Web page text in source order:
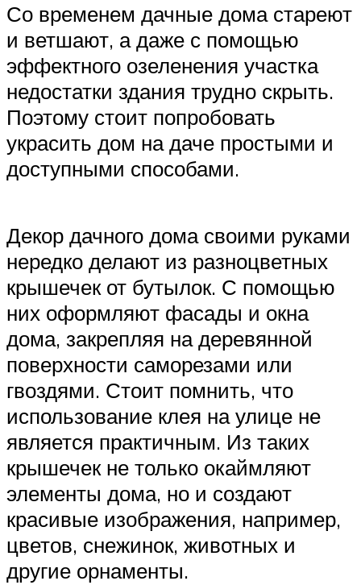
Со временем дачные дома стареют
и ветшают, а даже с помощью
эффектного озеленения участка
недостатки здания трудно скрыть.
Поэтому стоит попробовать
украсить дом на даче простыми и
доступными способами.
Декор дачного дома своими руками
нередко делают из разноцветных
крышечек от бутылок. С помощью
них оформляют фасады и окна
дома, закрепляя на деревянной
поверхности саморезами или
гвоздями. Стоит помнить, что
использование клея на улице не
является практичным. Из таких
крышечек не только окаймляют
элементы дома, но и создают
красивые изображения, например,
цветов, снежинок, животных и
другие орнаменты.